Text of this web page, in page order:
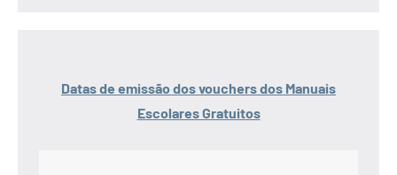
Datas de emissão dos vouchers dos Manuais
Escolares Gratuitos